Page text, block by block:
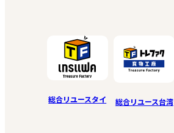
総合リユースタイ 総合リユース台湾